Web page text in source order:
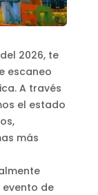
2026, te
escaneo
A través
el estado
más
evento de